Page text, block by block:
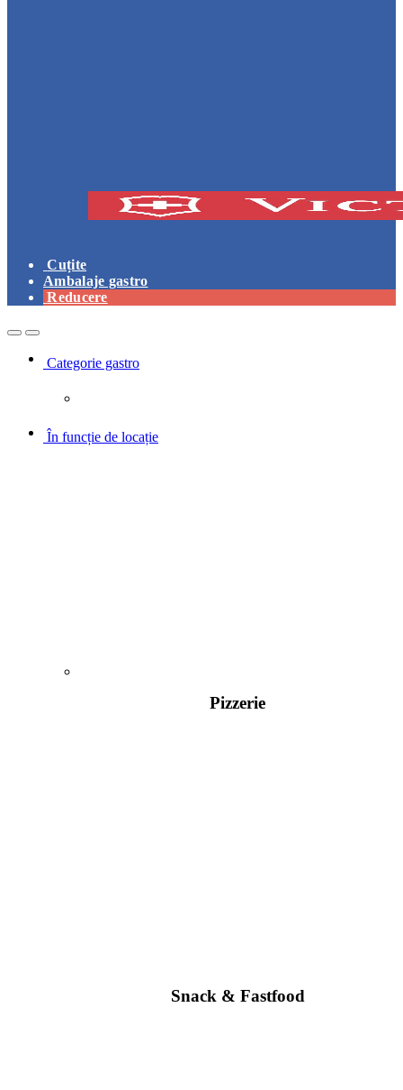
Cuțite
Ambalaje gastro
Reducere
OpenClose
Categorie gastro
În funcție de locație
Pizzerie
Snack & Fastfood